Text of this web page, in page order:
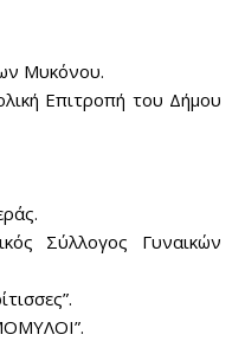
Μυκόνου.
Επιτροπή του Δήμου
Σύλλογος Γυναικών